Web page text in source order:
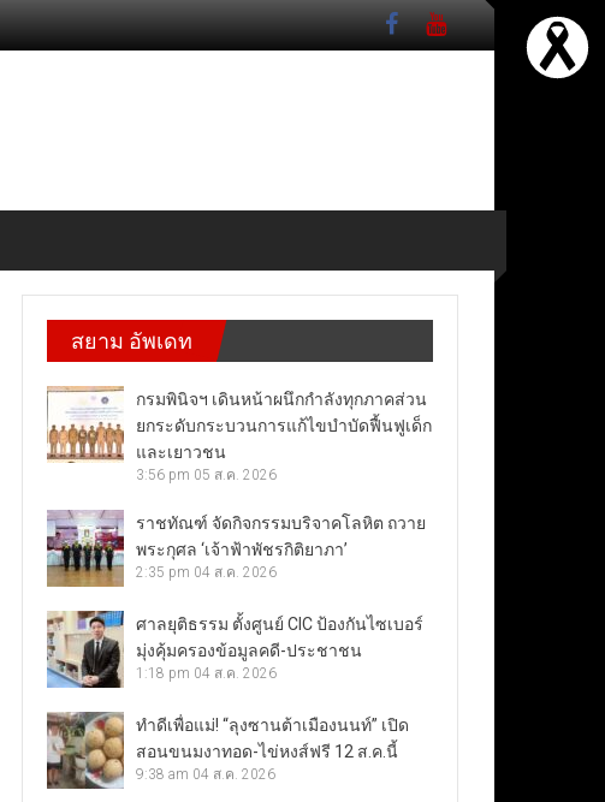
สยาม อัพเดท
กรมพินิจฯ เดินหน้าผนึกกำลังทุกภาคส่วน
ยกระดับกระบวนการแก้ไขบำบัดฟื้นฟูเด็ก
และเยาวชน
3:56 pm 05 ส.ค. 2026
ราชทัณฑ์ จัดกิจกรรมบริจาคโลหิต ถวาย
พระกุศล ‘เจ้าฟ้าพัชรกิติยาภา’
2:35 pm 04 ส.ค. 2026
ศาลยุติธรรม ตั้งศูนย์ CIC ป้องกันไซเบอร์
มุ่งคุ้มครองข้อมูลคดี-ประชาชน
1:18 pm 04 ส.ค. 2026
ทำดีเพื่อแม่! “ลุงซานต้าเมืองนนท์” เปิด
สอนขนมงาทอด-ไข่หงส์ฟรี 12 ส.ค.นี้
9:38 am 04 ส.ค. 2026